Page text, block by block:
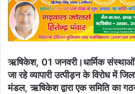
email
ऋषिकेश, 01 जनवरी।धार्मिक संस्थाओं
जा रहे व्यापारी उत्पीड़न के विरोध में
मंडल, ऋषिकेश द्वारा एक समिति का गठन